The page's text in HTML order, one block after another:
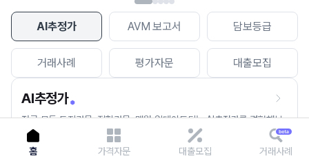
AI추정가 AVM 보고서 담보등급
거래사례 평가자문 대출모집
AI추정가
전국 모든 토지건물, 집합건물, 매월 업데이트되는 AI추정가를 경험해보
세요.
홈 가격자문 대출모집 거래사례